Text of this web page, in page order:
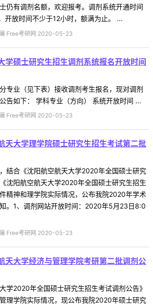
仍有调剂名额，欢迎报考。调剂系统开通时间
开放时间不少于12小时，额满为止。 ...
Free考研网 2020-05-23
学硕士研究生招生调剂系统报名开放时间
专业（见下表）接收调剂考生报名，现对调剂
告如下： 学科专业（方向） 系统开放时间 ...
Free考研网 2020-05-23
天大学理学院硕士研究生招生考试第二批
结合《沈阳航空航天大学2020年全国硕士研究
沈阳航空航天大学2020年全国硕士研究生招生
精神和理学院实际情况，公布我院2020年学术
。1、调剂网站开放时间：2020年5月23日8:0
Free考研网 2020-05-23
天大学经济与管理学院考研第二批调剂公
学2020年全国硕士研究生招生考试调剂公告》
理学院实际情况，现公布我院2020年硕士研究